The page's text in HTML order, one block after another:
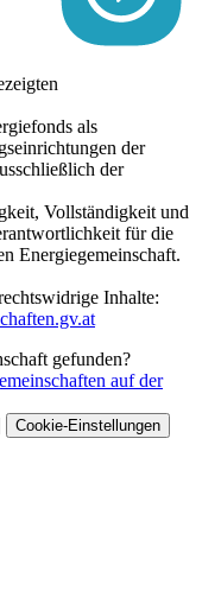
als
der
der
Vollständigkeit und
für die
Energiegemeinschaft.
Inhalte:
gefunden?
auf der
Cookie-Einstellungen